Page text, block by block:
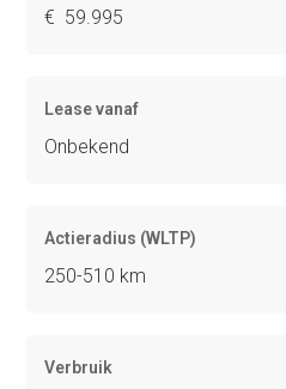
€ 59.995
Lease vanaf
Onbekend
Actieradius (WLTP)
250-510 km
Verbruik